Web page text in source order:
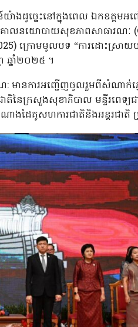
ាងដូច្នេះនៅក្នុងពេល ឯកឧត្តមអ
ោលនយោបាយសុខភាពសាធារណៈ
ក្រោមមូលបទ “ការដោះស្រាយប
ឆ្នាំ២០២៥ ។
: មានការអញ្ជើញចូលរួមពីសំណាក់
នៃក្រសួងសុខាភិបាល មន្ទីរពេទ្យជ
ណាងដៃគូសហការជាតិនិងអន្តរជា